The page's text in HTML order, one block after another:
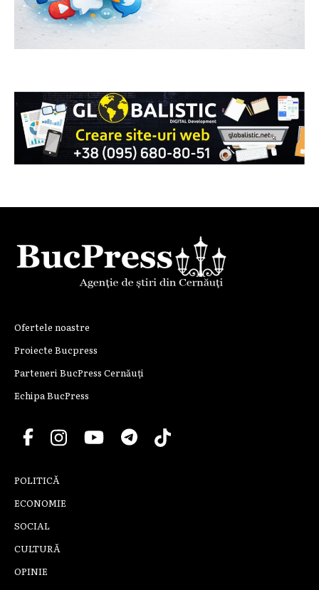
Ofertele noastre
Proiecte Bucpress
Parteneri BucPress Cernăuți
Echipa BucPress
POLITICĂ
ECONOMIE
SOCIAL
CULTURĂ
OPINIE